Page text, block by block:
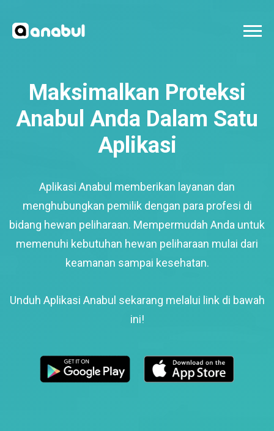
Maksimalkan Proteksi
Anabul Anda Dalam Satu
Aplikasi
Aplikasi Anabul memberikan layanan dan
menghubungkan pemilik dengan para profesi di
bidang hewan peliharaan. Mempermudah Anda untuk
memenuhi kebutuhan hewan peliharaan mulai dari
keamanan sampai kesehatan.
Unduh Aplikasi Anabul sekarang melalui link di bawah
ini!